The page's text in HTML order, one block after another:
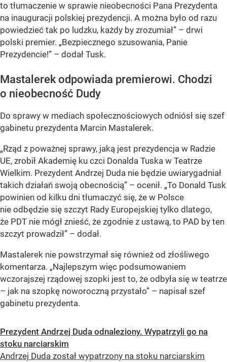
to tłumaczenie w sprawie nieobecności Pana Prezydenta
na inauguracji polskiej prezydencji. A można było od razu
powiedzieć tak po ludzku, każdy by zrozumiał” – drwi
polski premier. „Bezpiecznego szusowania, Panie
Prezydencie!” – dodał Tusk.
Mastalerek odpowiada premierowi. Chodzi
o nieobecność Dudy
Do sprawy w mediach społecznościowych odniósł się szef
gabinetu prezydenta Marcin Mastalerek.
„Rząd z poważnej sprawy, jaką jest prezydencja w Radzie
UE, zrobił Akademię ku czci Donalda Tuska w Teatrze
Wielkim. Prezydent Andrzej Duda nie będzie uwiarygadniał
takich działań swoją obecnością” – ocenił. „To Donald Tusk
powinien od kilku dni tłumaczyć się, że w Polsce
nie odbędzie się szczyt Rady Europejskiej tylko dlatego,
że PDT nie mógł znieść, że zgodnie z ustawą, to PAD by ten
szczyt prowadził” – dodał.
Mastalerek nie powstrzymał się również od złośliwego
komentarza. „Najlepszym więc podsumowaniem
wczorajszej rządowej szopki jest to, że odbyła się w teatrze
– jak na szopkę noworoczną przystało” – napisał szef
gabinetu prezydenta.
Prezydent Andrzej Duda odnaleziony. Wypatrzyli go na
stoku narciarskim
Andrzej Duda został wypatrzony na stoku narciarskim